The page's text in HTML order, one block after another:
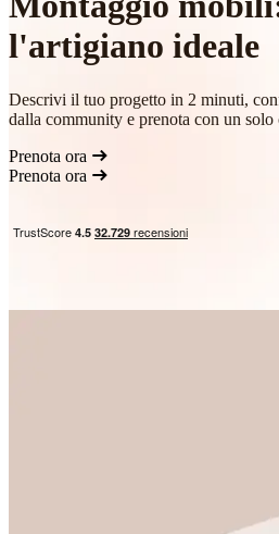
l'artigiano ideale
Descrivi il tuo progetto in 2 minuti,
dalla community e prenota con un solo
Prenota ora
Prenota ora